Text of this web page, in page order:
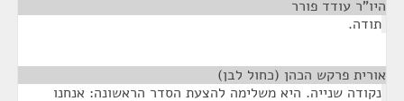
היו"ר עודד פורר
תודה.
אורית פרקש הכהן (כחול לבן)
נקודה שנייה. היא משלימה להצעת הסדר הראשונה: אנחנו